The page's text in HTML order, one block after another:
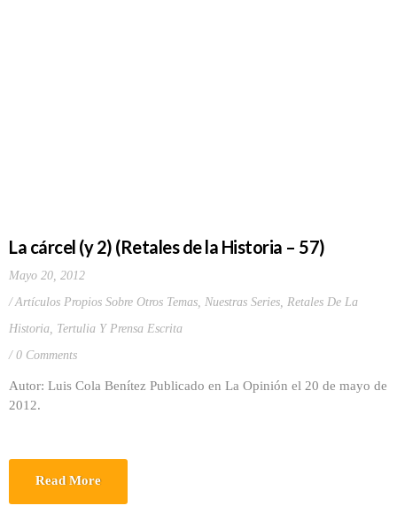
La cárcel (y 2) (Retales de la Historia – 57)
Mayo 20, 2012
Artículos Propios Sobre Otros Temas, Nuestras Series, Retales De La
Historia, Tertulia Y Prensa Escrita
0 Comments
Autor: Luis Cola Benítez Publicado en La Opinión el 20 de mayo de
2012.
Read More